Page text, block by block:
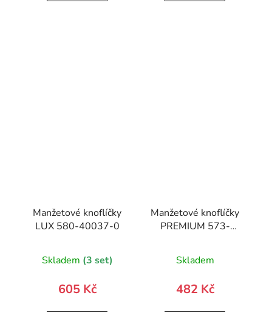
Manžetové knoflíčky
LUX 580-40037-0
Skladem (3 set)
605 Kč
Manžetové knoflíčky
PREMIUM 573-
Skladem
482 Kč